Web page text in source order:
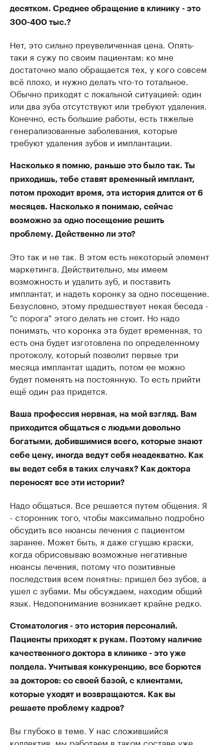
десятком. Среднее обращение в клинику - это
300-400 тыс.?
Нет, это сильно преувеличенная цена. Опять-
таки я сужу по своим пациентам: ко мне
достаточно мало обращается тех, у кого совсем
всё плохо, и нужно делать что-то тотальное.
Обычно приходят с локальной ситуацией: один
или два зуба отсутствуют или требуют удаления.
Конечно, есть большие работы, есть тяжелые
генерализованные заболевания, которые
требуют удаления зубов и имплантации.
Насколько я помню, раньше это было так. Ты
приходишь, тебе ставят временный имплант,
потом проходит время, эта история длится от 6
месяцев. Насколько я понимаю, сейчас
возможно за одно посещение решить
проблему. Действенно ли это?
Это так и не так. В этом есть некоторый элемент
маркетинга. Действительно, мы имеем
возможность и удалить зуб, и поставить
имплантат, и надеть коронку за одно посещение.
Безусловно, этому предшествует некая беседа -
"с порога" этого делать не стоит. Но надо
понимать, что коронка эта будет временная, то
есть она будет изготовлена по определенному
протоколу, который позволит первые три
месяца имплантат щадить, потом ее можно
будет поменять на постоянную. То есть прийти
ещё один раз придется.
Ваша профессия нервная, на мой взгляд. Вам
приходится общаться с людьми довольно
богатыми, добившимися всего, которые знают
себе цену, иногда ведут себя неадекватно. Как
вы ведет себя в таких случаях? Как доктора
переносят все эти истории?
Надо общаться. Все решается путем общения. Я
- сторонник того, чтобы максимально подробно
обсудить все нюансы лечения с пациентом
заранее. Может быть, я даже сгущаю краски,
когда обрисовываю возможные негативные
нюансы лечения, потому что позитивные
последствия всем понятны: пришел без зубов, а
ушел с зубами. Мы обсуждаем, находим общий
язык. Недопонимание возникает крайне редко.
Стоматология - это история персоналий.
Пациенты приходят к рукам. Поэтому наличие
качественного доктора в клинике - это уже
полдела. Учитывая конкуренцию, все борются
за докторов: со своей базой, с клиентами,
которые уходят и возвращаются. Как вы
решаете проблему кадров?
Вы глубоко в теме. У нас сложившийся
коллектив, мы работаем в таком составе уже